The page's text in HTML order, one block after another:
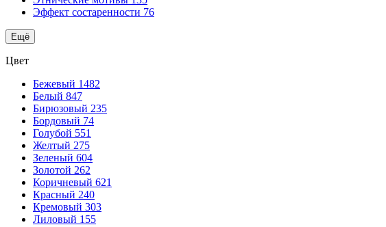
Эффект состаренности 76
Ещё
Цвет
Бежевый 1482
Белый 847
Бирюзовый 235
Бордовый 74
Голубой 551
Желтый 275
Зеленый 604
Золотой 262
Коричневый 621
Красный 240
Кремовый 303
Лиловый 155